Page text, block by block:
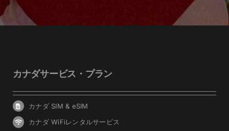
カナダサービス・プラン
カナダ SIM & eSIM
カナダ WiFiレンタルサービス